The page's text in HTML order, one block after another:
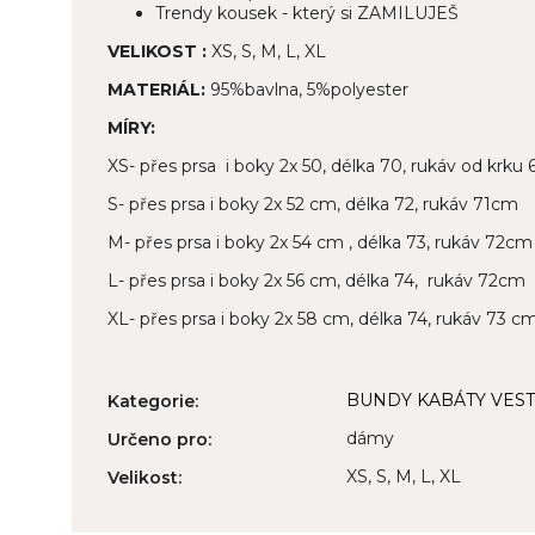
Trendy kousek - který si ZAMILUJEŠ
VELIKOST : XS, S, M, L, XL
MATERIÁL: 95%bavlna, 5%polyester
MÍRY:
XS- přes prsa i boky 2x 50, délka 70, rukáv od krku
S- přes prsa i boky 2x 52 cm, délka 72, rukáv 71cm
M- přes prsa i boky 2x 54 cm , délka 73, rukáv 72cm
L- přes prsa i boky 2x 56 cm, délka 74, rukáv 72cm
XL- přes prsa i boky 2x 58 cm, délka 74, rukáv 73
Kategorie:
BUNDY KABÁTY
Určeno pro:
dámy
Velikost: XS, S, M, L, XL